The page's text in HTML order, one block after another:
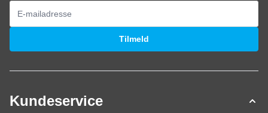
E-mail adresse
Tilmeld
Kundeservice